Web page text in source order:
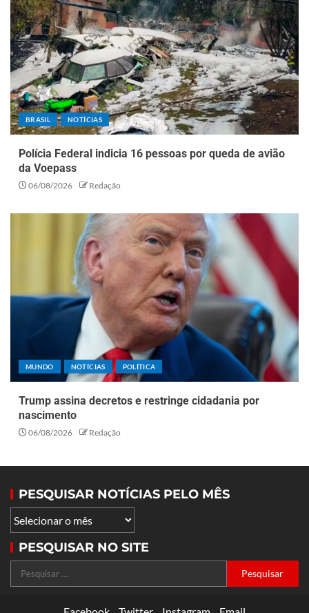
BRASIL NOTÍCIAS
Polícia Federal indicia 16 pessoas por queda de avião
da Voepass
06/08/2026 Redação
MUNDO NOTÍCIAS POLÍTICA
Trump assina decretos e restringe cidadania por
nascimento
06/08/2026 Redação
PESQUISAR NOTÍCIAS PELO MÊS
PESQUISAR NO SITE